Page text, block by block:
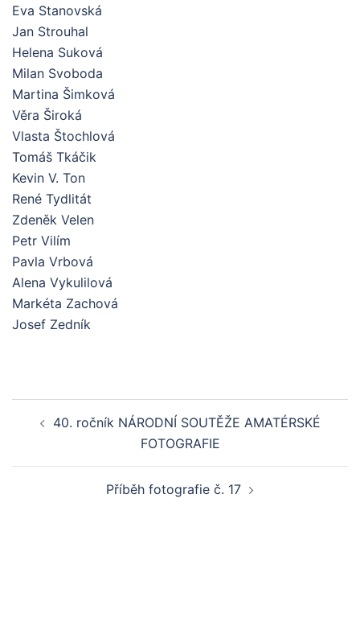
Eva Stanovská
Jan Strouhal
Helena Suková
Milan Svoboda
Martina Šimková
Věra Široká
Vlasta Štochlová
Tomáš Tkáčik
Kevin V. Ton
René Tydlitát
Zdeněk Velen
Petr Vilím
Pavla Vrbová
Alena Vykulilová
Markéta Zachová
Josef Zedník
navigation
40. ročník NÁRODNÍ SOUTĚŽE AMATÉRSKÉ
FOTOGRAFIE
Příběh fotografie č. 17